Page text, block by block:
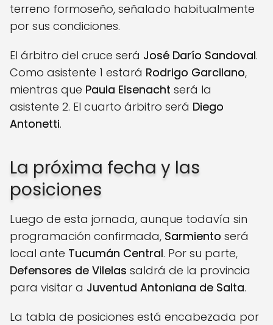
terreno formoseño, señalado habitualmente
por sus condiciones.
El árbitro del cruce será José Darío Sandoval.
Como asistente 1 estará Rodrigo Garcilano,
mientras que Paula Eisenacht será la
asistente 2. El cuarto árbitro será Diego
Antonetti.
La próxima fecha y las
posiciones
Luego de esta jornada, aunque todavía sin
programación confirmada, Sarmiento será
local ante Tucumán Central. Por su parte,
Defensores de Vilelas saldrá de la provincia
para visitar a Juventud Antoniana de Salta.
La tabla de posiciones está encabezada por